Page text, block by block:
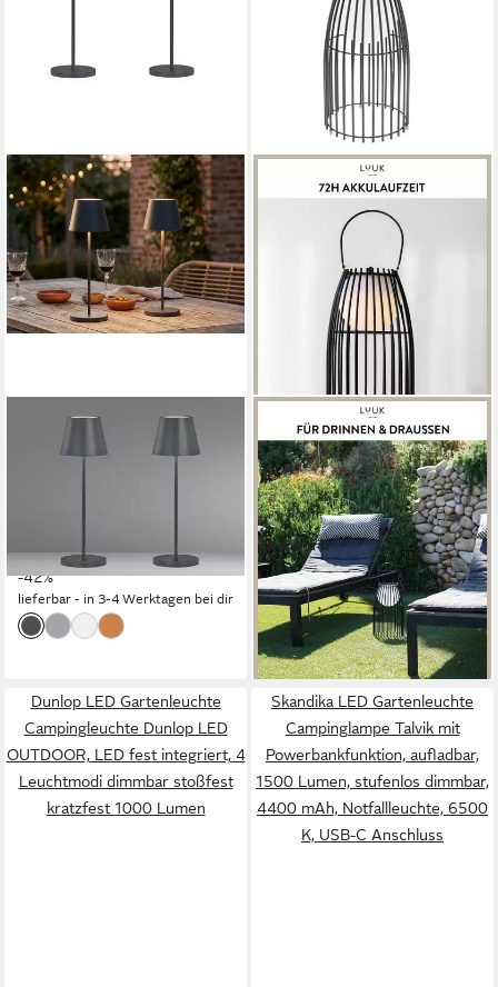
EASY! BY FHL
LED Außen-Tischleuchte,
Farbwechsler, 2er SET
Outdoor ohne Strom-Kabel
mit Akku & Ladestation
-42%
lieferbar - in 3-4 Werktagen bei dir
LUUK LIFESTYLE
LED Außen-Stehlampe,
Ein-/Ausschalter,
Dimmfunktion, mehrere
Helligkeitsstufen, LED fest
integriert, Warmweiß,
kabellose Outdoor
Stehleuchte
(2)
74,99 € UVP99,99 €
-25%
lieferbar - in 4-5 Werktagen bei dir
Dunlop LED Gartenleuchte
Campingleuchte Dunlop LED
OUTDOOR, LED fest integriert, 4
Leuchtmodi dimmbar stoßfest
kratzfest 1000 Lumen
Skandika LED Gartenleuchte
Campinglampe Talvik mit
Powerbankfunktion, aufladbar,
1500 Lumen, stufenlos dimmbar,
4400 mAh, Notfallleuchte, 6500
K, USB-C Anschluss